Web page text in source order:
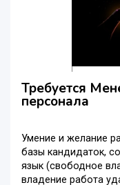
Требуется
персонала
Умение и желание
базы кандидаток,
язык (cвободное
владение работа